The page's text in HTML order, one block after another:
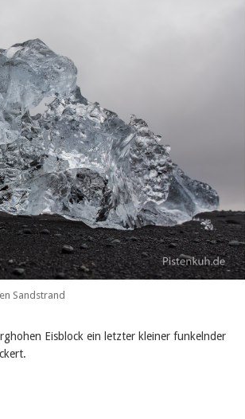
Sandstrand
Eisblock ein letzter kleiner funkelnder